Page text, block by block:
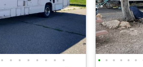
• • • • • • • • • • • • • •